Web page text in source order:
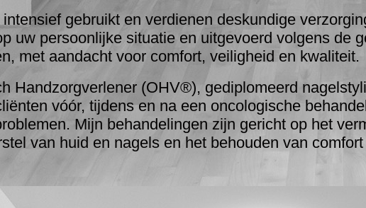
gebruikt en verdienen deskundige
uw persoonlijke situatie en uitgevoerd volgens de
met aandacht voor comfort, veiligheid en kwaliteit.
Handzorgverlener (OHV®), gediplomeerd
vóór, tijdens en na een oncologische
Mijn behandelingen zijn gericht op het
van huid en nagels en het behouden van